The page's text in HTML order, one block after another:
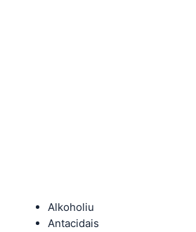
Alkoholiu
Antacidais